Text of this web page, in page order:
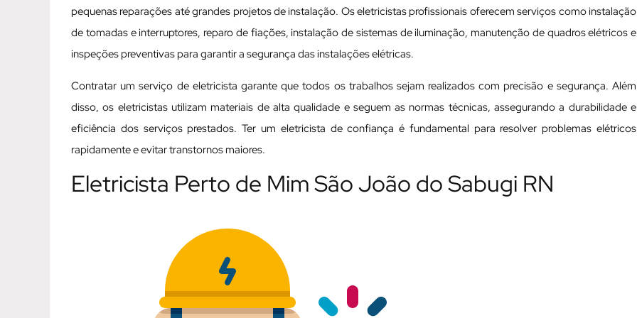
pequenas reparações até grandes projetos de instalação. Os eletricistas profissionais oferecem serviços como instalação
de tomadas e interruptores, reparo de fiações, instalação de sistemas de iluminação, manutenção de quadros elétricos e
inspeções preventivas para garantir a segurança das instalações elétricas.
Contratar um serviço de eletricista garante que todos os trabalhos sejam realizados com precisão e segurança. Além
disso, os eletricistas utilizam materiais de alta qualidade e seguem as normas técnicas, assegurando a durabilidade e
eficiência dos serviços prestados. Ter um eletricista de confiança é fundamental para resolver problemas elétricos
rapidamente e evitar transtornos maiores.
Eletricista Perto de Mim São João do Sabugi RN